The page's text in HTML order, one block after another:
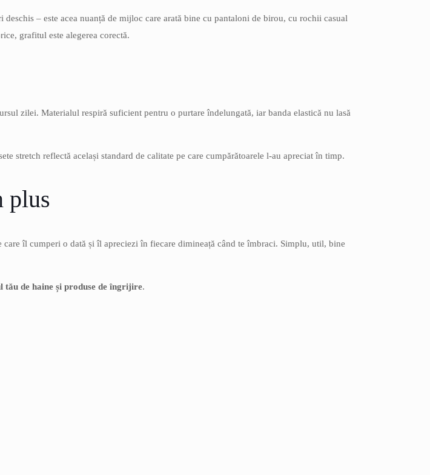
– este acea nuanță de mijloc care arată bine cu pantaloni de birou, cu rochii casual
grafitul este alegerea corectă.
zilei. Materialul respiră suficient pentru o purtare îndelungată, iar banda elastică nu lasă
stretch reflectă același standard de calitate pe care cumpărătoarele l-au apreciat în timp.
plus
îl cumperi o dată și îl apreciezi în fiecare dimineață când te îmbraci. Simplu, util, bine
tău de haine și produse de îngrijire.